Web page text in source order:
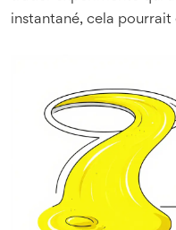
instantané, cela pourrait